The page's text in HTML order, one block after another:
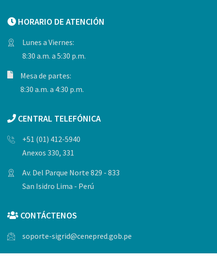
HORARIO DE ATENCIÓN
Lunes a Viernes:
8:30 a.m. a 5:30 p.m.
Mesa de partes:
8:30 a.m. a 4:30 p.m.
CENTRAL TELEFÓNICA
+51 (01) 412-5940
Anexos 330, 331
Av. Del Parque Norte 829 - 833
San Isidro Lima - Perú
CONTÁCTENOS
soporte-sigrid@cenepred.gob.pe